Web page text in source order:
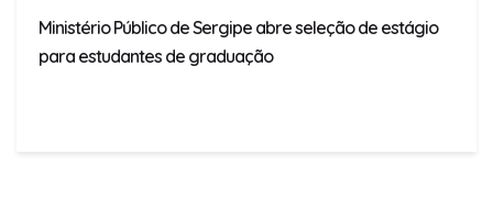
Ministério Público de Sergipe abre seleção de estágio
para estudantes de graduação